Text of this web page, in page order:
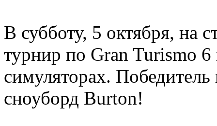
В субботу, 5 октября, на
турнир по Gran Turismo
симуляторах.
сноуборд Burton!